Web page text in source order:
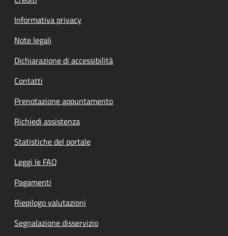
Informativa privacy
Note legali
Dichiarazione di accessibilità
Contatti
Prenotazione appuntamento
Richiedi assistenza
Statistiche del portale
Leggi le FAQ
Pagamenti
Riepilogo valutazioni
Segnalazione disservizio